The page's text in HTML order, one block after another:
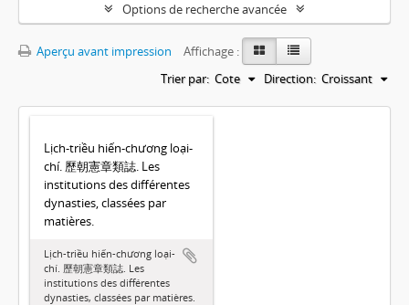
Options de recherche avancée
Aperçu avant impression
Affichage :
Trier par: Cote Direction: Croissant
Lịch-triều hiến-chương loại-
chí. 歷朝憲章類誌. Les
institutions des différentes
dynasties, classées par
matières.
Lịch-triều hiến-chương loại-
chí. 歷朝憲章類誌. Les
institutions des différentes
dynasties, classées par matières.